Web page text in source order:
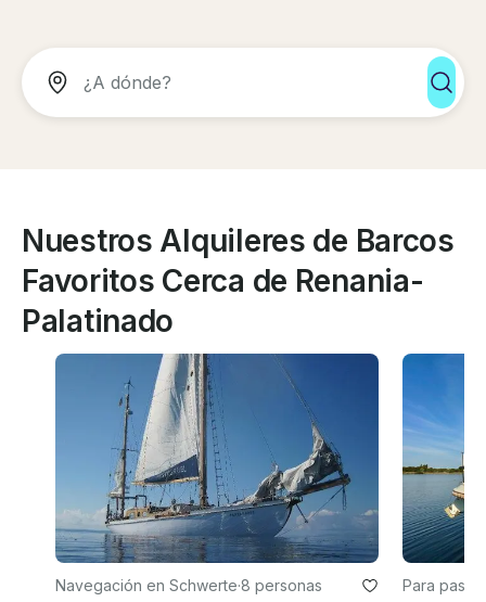
Nuestros Alquileres de Barcos
Favoritos Cerca de Renania-
Palatinado
Navegación en Schwerte·8 personas
Para pasar